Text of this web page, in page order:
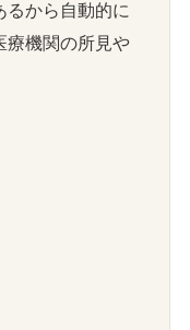
るから自動的に
療機関の所見や